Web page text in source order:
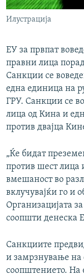
Илустрација
ЕУ за првпат
правни лица
Санкции се
една единица на
ГРУ. Санкции се
лица од Кина и
против двајца
„Ќе бидат
против шест лица
вмешаност во
вклучувајќи го и
Организацијата
соопшти денеска
Санкциите
и замрзнување на
соопштението. На